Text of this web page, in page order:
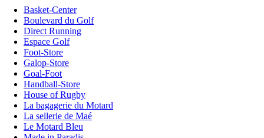
Basket-Center
Boulevard du Golf
Direct Running
Espace Golf
Foot-Store
Galop-Store
Goal-Foot
Handball-Store
House of Rugby
La bagagerie du Motard
La sellerie de Maé
Le Motard Bleu